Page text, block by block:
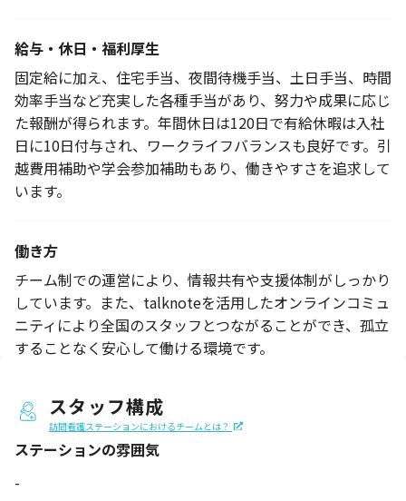
給与・休日・福利厚生
固定給に加え、住宅手当、夜間待機手当、土日手当、時間
効率手当など充実した各種手当があり、努力や成果に応じ
た報酬が得られます。年間休日は120日で有給休暇は入社
日に10日付与され、ワークライフバランスも良好です。引
越費用補助や学会参加補助もあり、働きやすさを追求して
います。
働き方
チーム制での運営により、情報共有や支援体制がしっかり
しています。また、talknoteを活用したオンラインコミュ
ニティにより全国のスタッフとつながることができ、孤立
することなく安心して働ける環境です。
スタッフ構成
訪問看護ステーションにおけるチームとは？
ステーションの雰囲気
-